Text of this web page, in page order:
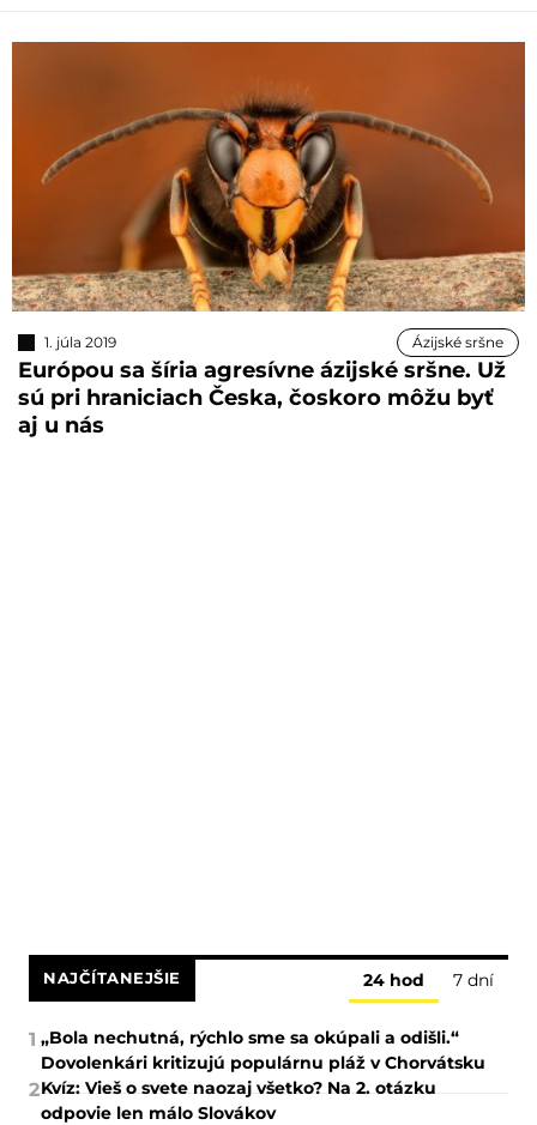
1. júla 2019 Ázijské sršne
Európou sa šíria agresívne ázijské sršne. Už
sú pri hraniciach Česka, čoskoro môžu byť
aj u nás
NAJČÍTANEJŠIE 24 hod 7 dní
1 „Bola nechutná, rýchlo sme sa okúpali a odišli.“
Dovolenkári kritizujú populárnu pláž v Chorvátsku
2Kvíz: Vieš o svete naozaj všetko? Na 2. otázku
odpovie len málo Slovákov